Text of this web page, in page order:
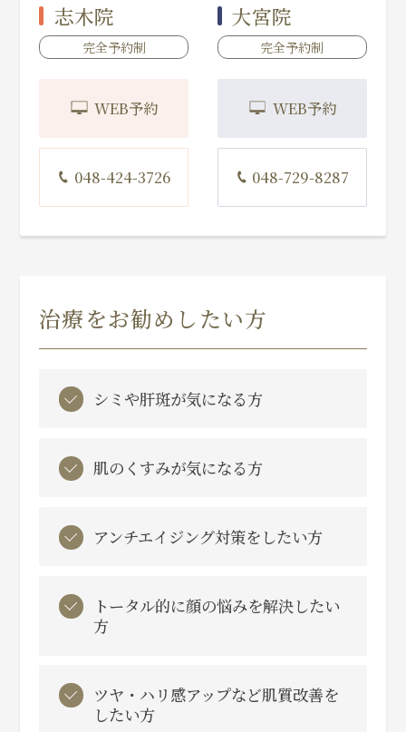
志木院
完全予約制
WEB予約
048-424-3726
大宮院
完全予約制
WEB予約
048-729-8287
治療をお勧めしたい方
シミや肝斑が気になる方
肌のくすみが気になる方
アンチエイジング対策をしたい方
トータル的に顔の悩みを解決したい
方
ツヤ・ハリ感アップなど肌質改善を
したい方